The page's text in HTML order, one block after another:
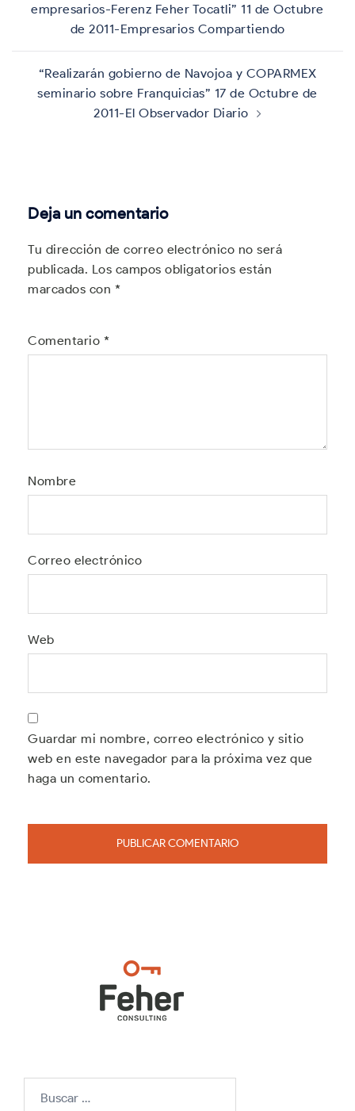
entradas
empresarios-Ferenz Feher Tocatli” 11 de Octubre
de 2011-Empresarios Compartiendo
“Realizarán gobierno de Navojoa y COPARMEX
seminario sobre Franquicias” 17 de Octubre de
2011-El Observador Diario
Deja un comentario
Tu dirección de correo electrónico no será
publicada. Los campos obligatorios están
marcados con *
Comentario *
Nombre
Correo electrónico
Web
Guardar mi nombre, correo electrónico y sitio
web en este navegador para la próxima vez que
haga un comentario.